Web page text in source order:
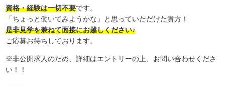
資格・経験は一切不要です。
「ちょっと働いてみようかな」と思っていただけた貴方！
是非見学を兼ねて面接にお越しください♪
ご応募お待ちしております。
※非公開求人のため、詳細はエントリーの上、お問い合わせくださ
い！！